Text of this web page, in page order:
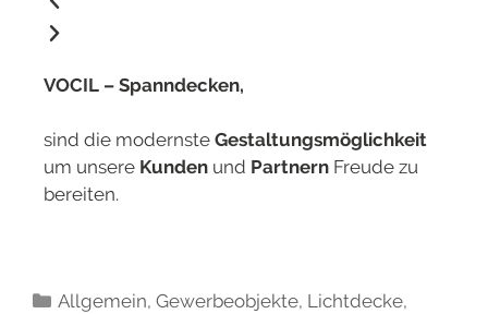
VOCIL – Spanndecken,
sind die modernste Gestaltungsmöglichkeit
um unsere Kunden und Partnern Freude zu
bereiten.
Allgemein,Gewerbeobjekte, Lichtdecke,